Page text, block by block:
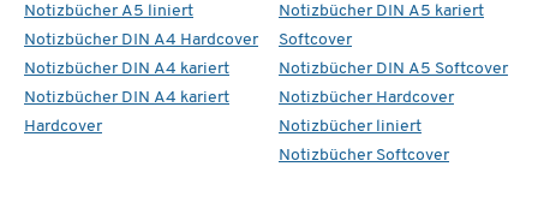
Notizbücher A5 liniert
Notizbücher DIN A4 Hardcover
Notizbücher DIN A4 kariert
Notizbücher DIN A4 kariert
Hardcover
Notizbücher DIN A5 kariert
Softcover
Notizbücher DIN A5 Softcover
Notizbücher Hardcover
Notizbücher liniert
Notizbücher Softcover